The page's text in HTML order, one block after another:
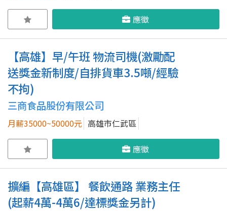
應徵
【高雄】早/午班 物流司機(激勵配
送獎金新制度/自排貨車3.5噸/經驗
不拘)
三商食品股份有限公司
月薪35000~50000元 高雄市仁武區
應徵
擴編【高雄區】 餐飲通路 業務主任
(起薪4萬-4萬6/達標獎金另計)